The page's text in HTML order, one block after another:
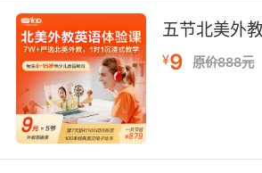
控的认知差异。VIPKID开发的情
置中东机场女性专用通道的对话
解“Good morning, sister”等宗
文化逻辑。剑桥大学跨文化研
调，识别这些隐性规则需要语
的双重在线。
五节北美外
¥9 原价888元